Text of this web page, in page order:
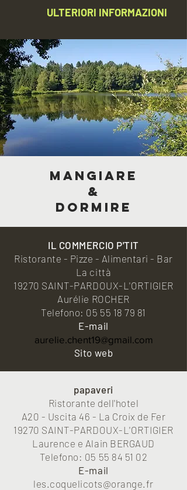
ULTERIORI INFORMAZIONI
MANGIARE
&
DORMIRE
IL COMMERCIO P'TIT
Ristorante - Pizze - Alimentari - Bar
La città
19270 SAINT-PARDOUX-L'ORTIGIER
Aurélie ROCHER
Telefono: 05 55 18 79 81
E-mail
aurelie.chent19@gmail.com
Sito web
papaveri
Ristorante dell'hotel
A20 - Uscita 46 - La Croix de Fer
19270 SAINT-PARDOUX-L'ORTIGIER
Laurence e Alain BERGAUD
Telefono: 05 55 84 51 02
E-mail
les.coquelicots@orange.fr